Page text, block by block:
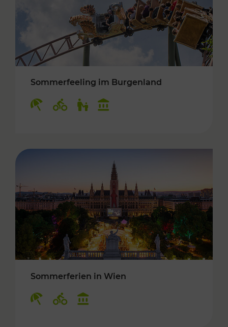
Sommerfeeling im Burgenland
Sommerferien in Wien